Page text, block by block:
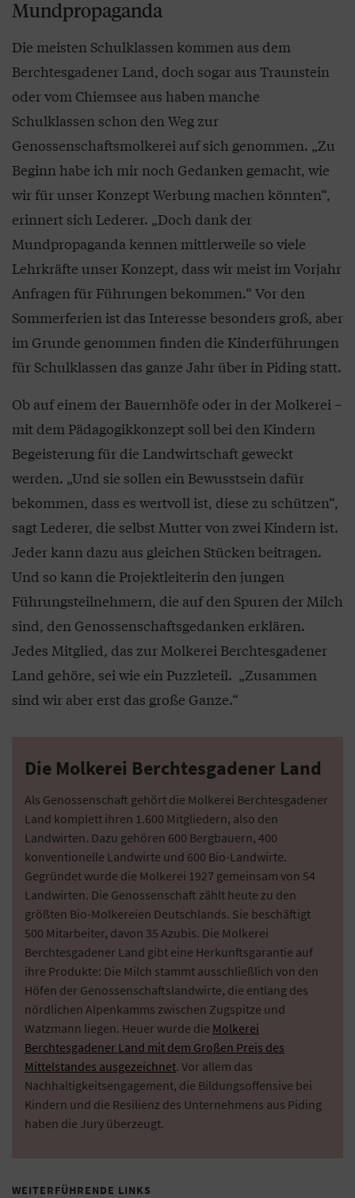
Mundpropaganda
Die meisten Schulklassen kommen aus dem
Berchtesgadener Land, doch sogar aus Traunstein
oder vom Chiemsee aus haben manche
Schulklassen schon den Weg zur
Genossenschaftsmolkerei auf sich genommen. „Zu
Beginn habe ich mir noch Gedanken gemacht, wie
wir für unser Konzept Werbung machen könnten“,
erinnert sich Lederer. „Doch dank der
Mundpropaganda kennen mittlerweile so viele
Lehrkräfte unser Konzept, dass wir meist im Vorjahr
Anfragen für Führungen bekommen.“ Vor den
Sommerferien ist das Interesse besonders groß, aber
im Grunde genommen finden die Kinderführungen
für Schulklassen das ganze Jahr über in Piding statt.
Ob auf einem der Bauernhöfe oder in der Molkerei –
mit dem Pädagogikkonzept soll bei den Kindern
Begeisterung für die Landwirtschaft geweckt
werden. „Und sie sollen ein Bewusstsein dafür
bekommen, dass es wertvoll ist, diese zu schützen“,
sagt Lederer, die selbst Mutter von zwei Kindern ist.
Jeder kann dazu aus gleichen Stücken beitragen.
Und so kann die Projektleiterin den jungen
Führungsteilnehmern, die auf den Spuren der Milch
sind, den Genossenschaftsgedanken erklären.
Jedes Mitglied, das zur Molkerei Berchtesgadener
Land gehöre, sei wie ein Puzzleteil. „Zusammen
sind wir aber erst das große Ganze.“
Die Molkerei Berchtesgadener Land
Als Genossenschaft gehört die Molkerei Berchtesgadener
Land komplett ihren 1.600 Mitgliedern, also den
Landwirten. Dazu gehören 600 Bergbauern, 400
konventionelle Landwirte und 600 Bio-Landwirte.
Gegründet wurde die Molkerei 1927 gemeinsam von 54
Landwirten. Die Genossenschaft zählt heute zu den
größten Bio-Molkereien Deutschlands. Sie beschäftigt
500 Mitarbeiter, davon 35 Azubis. Die Molkerei
Berchtesgadener Land gibt eine Herkunftsgarantie auf
ihre Produkte: Die Milch stammt ausschließlich von den
Höfen der Genossenschaftslandwirte, die entlang des
nördlichen Alpenkamms zwischen Zugspitze und
Watzmann liegen. Heuer wurde die Molkerei
Berchtesgadener Land mit dem Großen Preis des
Mittelstandes ausgezeichnet. Vor allem das
Nachhaltigkeitsengagement, die Bildungsoffensive bei
Kindern und die Resilienz des Unternehmens aus Piding
haben die Jury überzeugt.
WEITERFÜHRENDE LINKS